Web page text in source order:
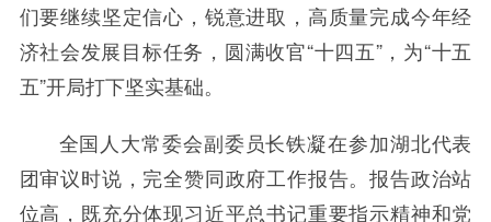
们要继续坚定信心，锐意进取，高质量完成今年经
济社会发展目标任务，圆满收官“十四五”，为“十五
五”开局打下坚实基础。
全国人大常委会副委员长铁凝在参加湖北代表
团审议时说，完全赞同政府工作报告。报告政治站
位高，既充分体现习近平总书记重要指示精神和党